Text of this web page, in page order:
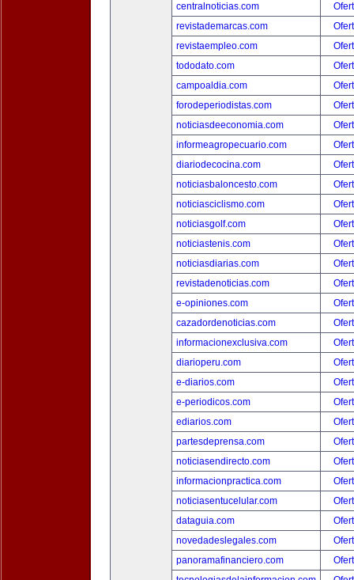
centralnoticias.com
revistademarcas.com
revistaempleo.com
tododato.com
campoaldia.com
forodeperiodistas.com
noticiasdeeconomia.com
informeagropecuario.com
diariodecocina.com
noticiasbaloncesto.com
noticiasciclismo.com
noticiasgolf.com
noticiastenis.com
noticiasdiarias.com
revistadenoticias.com
e-opiniones.com
cazadordenoticias.com
informacionexclusiva.com
diarioperu.com
e-diarios.com
e-periodicos.com
ediarios.com
partesdeprensa.com
noticiasendirecto.com
informacionpractica.com
noticiasentucelular.com
dataguia.com
novedadeslegales.com
panoramafinanciero.com